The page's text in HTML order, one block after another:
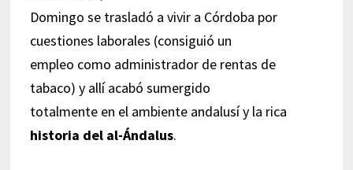
Domingo se trasladó a vivir a Córdoba por
cuestiones laborales (consiguió un
empleo como administrador de rentas de
tabaco) y allí acabó sumergido
totalmente en el ambiente andalusí y la rica
historia del al-Ándalus.